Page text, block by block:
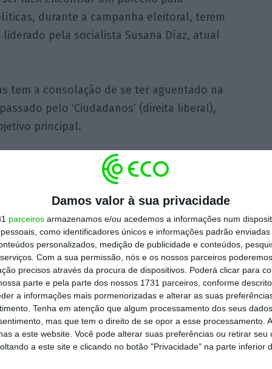
Damos valor à sua privacidade
parceiros armazenamos e/ou acedemos a informações num
como identificadores únicos e informações padrão
personalizados, medição de publicidade e conteúdos,
Com a sua permissão, nós e os nossos parceiros
precisos através da procura de dispositivos. Poderá clicar para
parte e pela parte dos nossos 1731 parceiros, conforme
a informações mais pormenorizadas e alterar as suas
Tenha em atenção que algum processamento dos seus
mas que tem o direito de se opor a esse processamento.
a este website. Você pode alterar suas preferências ou retirar seu
a este site e clicando no botão "Privacidade" na parte inferior
durante a campanha eleitoral, terem
pela socialista Susana Díaz, atual
tem a consolação de se ter aguentado na
pelo ‘Ciudadanos’ (direita liberal),
principal.
o título “Andaluzia pela Espanha”, que
do Vox, Santiago de Abascal, a cavalgar
numa referência à “Reconquista”
muçulmanos, que agora seria feita a
Díaz, justificou, em setembro
urnas com a falta de estabilidade do seu
retirado o apoio que há três anos dava aos
as medidas negociadas de regeneração